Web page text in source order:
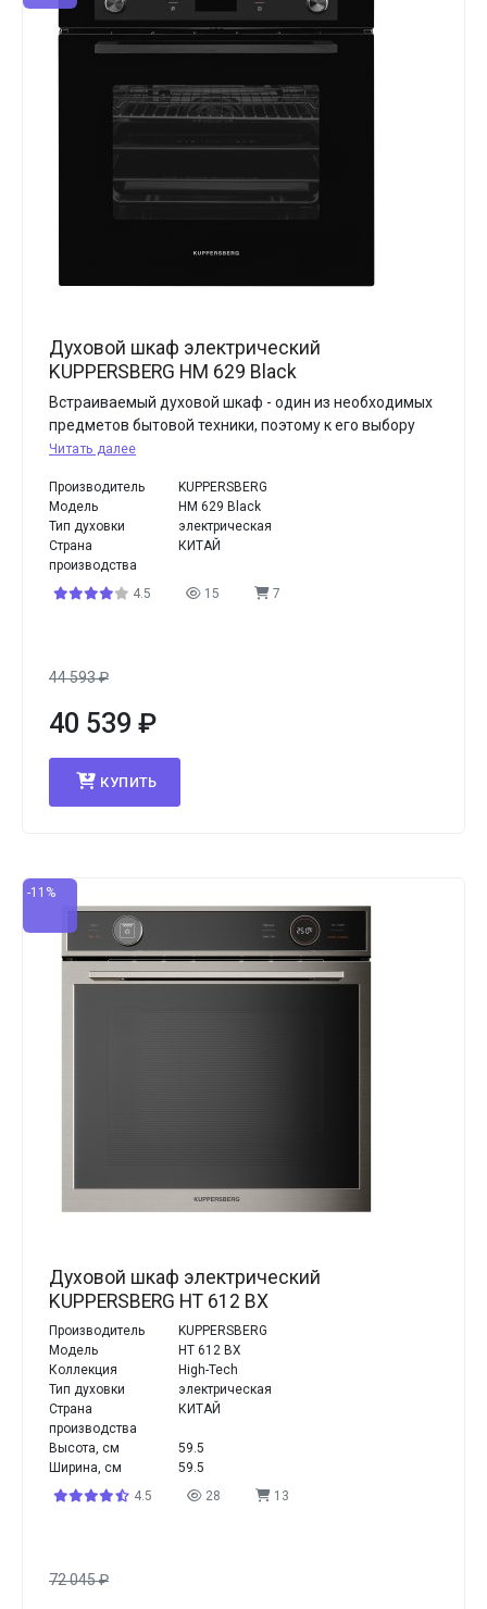
Духовой шкаф электрический
KUPPERSBERG HM 629 Black
Встраиваемый духовой шкаф - один из необходимых
предметов бытовой техники, поэтому к его выбору
Читать далее
Производитель
KUPPERSBERG
Модель
HM 629 Black
Тип духовки
электрическая
Страна
производства
КИТАЙ
4.5 15 7
44 593₽
40 539 ₽
КУПИТЬ
-11%
Духовой шкаф электрический
KUPPERSBERG HT 612 BX
Производитель
KUPPERSBERG
Модель
HT 612 BX
Коллекция
High-Tech
Тип духовки
электрическая
Страна
производства
КИТАЙ
Высота, см
59.5
Ширина, см
59.5
4.5
28 13
72 045₽